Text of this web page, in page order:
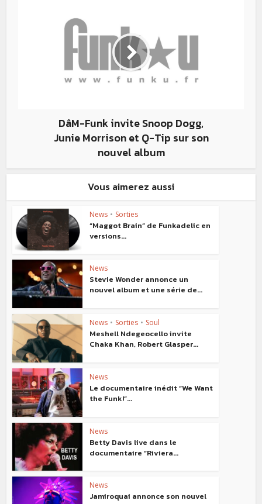
DâM-Funk invite Snoop Dogg,
Junie Morrison et Q-Tip sur son
nouvel album
Vous aimerez aussi
News • Sorties
“Maggot Brain” de Funkadelic en
versions...
News
Stevie Wonder annonce un
nouvel album et une série de...
News • Sorties • Soul
Meshell Ndegeocello invite
Chaka Khan, Robert Glasper...
News
Le documentaire inédit “We Want
the Funk!”...
News
Betty Davis live dans le
documentaire “Riviera...
News
Jamiroquai annonce son nouvel